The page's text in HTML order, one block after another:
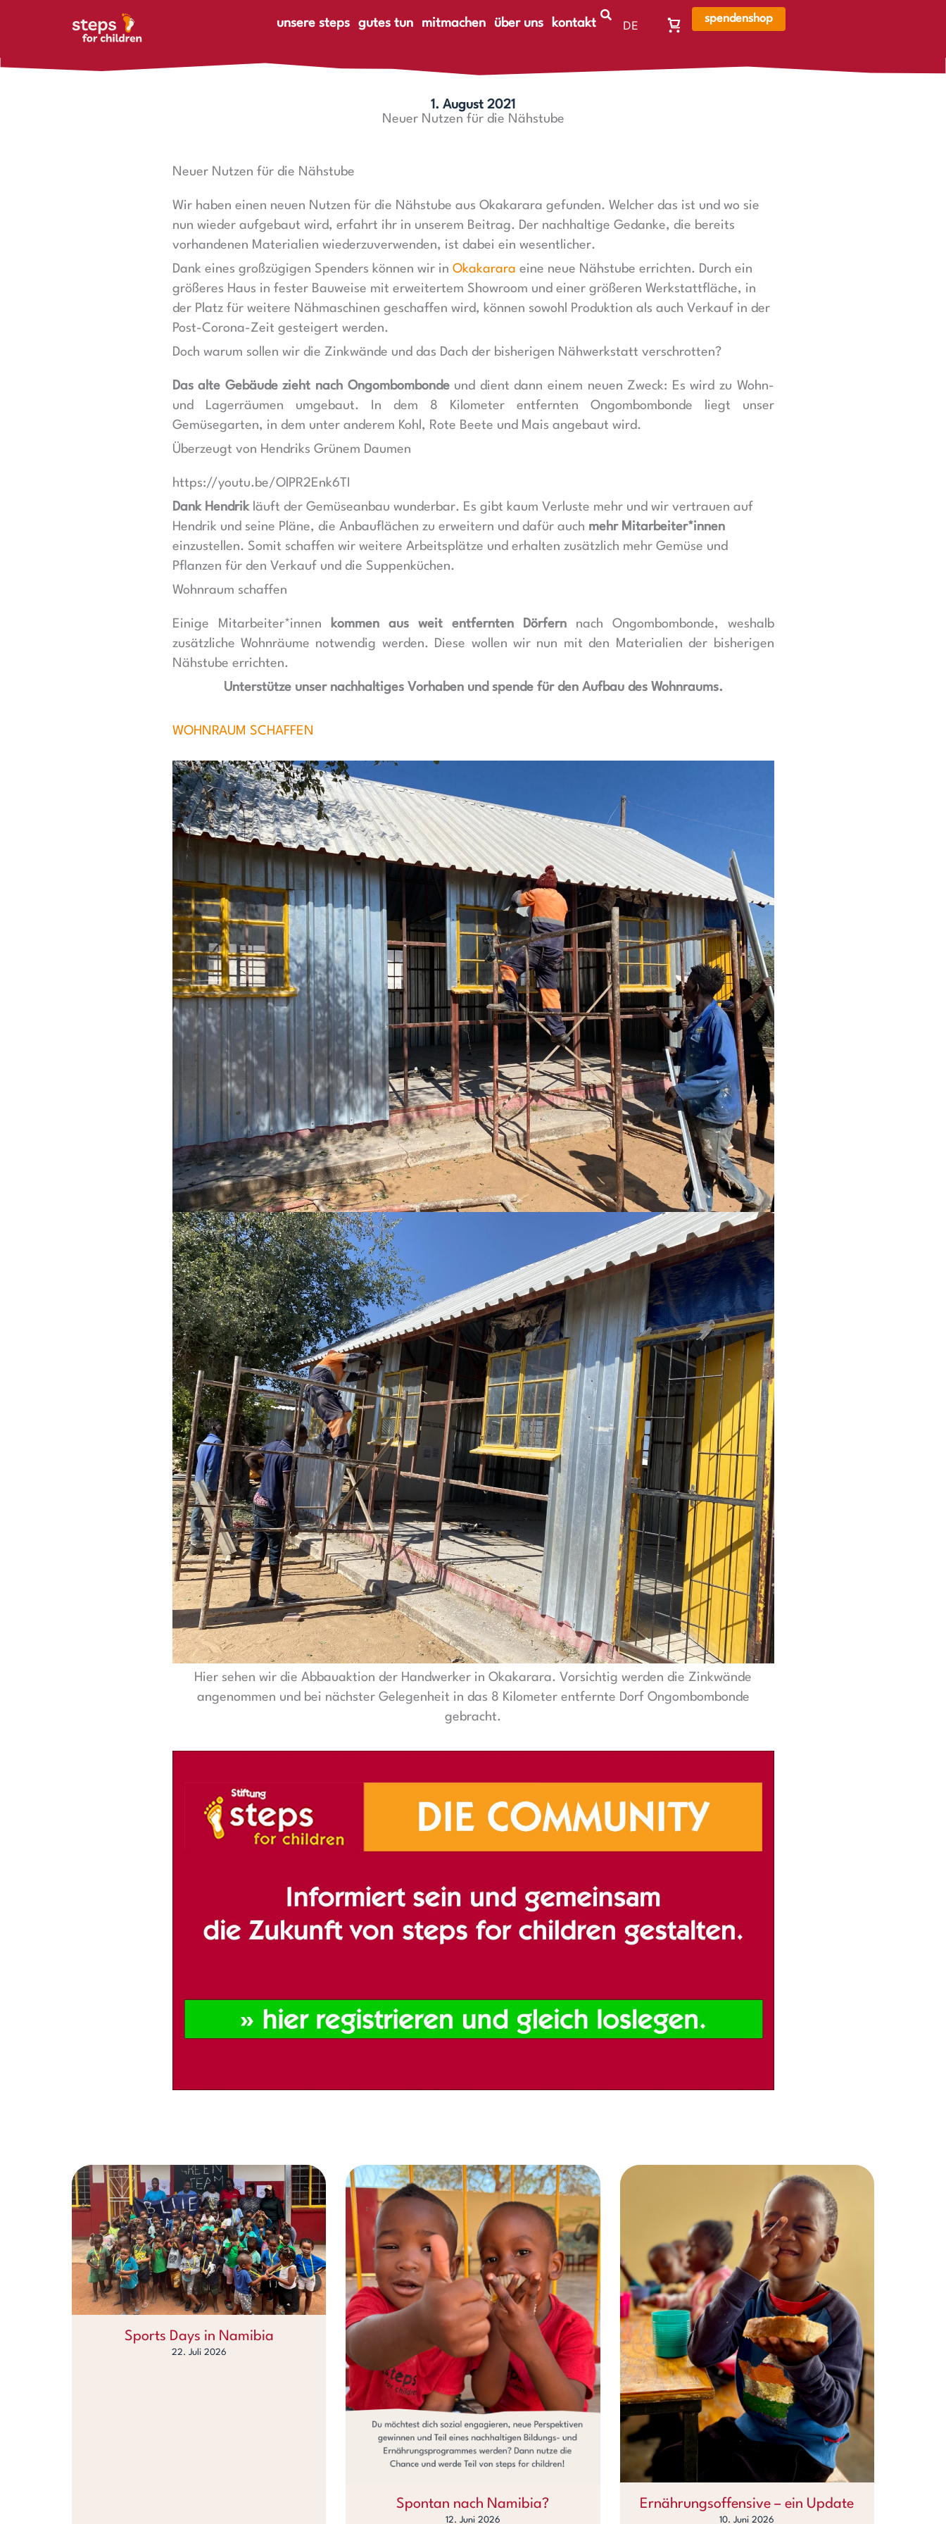
unsere steps
gutes tun mitmachen über uns kontakt
DE
Warenkorb,
ist
spendenshop
1. August 2021
Neuer Nutzen für die Nähstube
Neuer Nutzen für die Nähstube
Wir haben einen neuen Nutzen für die Nähstube aus Okakarara gefunden. Welcher das ist und wo sie
nun wieder aufgebaut wird, erfahrt ihr in unserem Beitrag. Der nachhaltige Gedanke, die bereits
vorhandenen Materialien wiederzuverwenden, ist dabei ein wesentlicher.
Dank eines großzügigen Spenders können wir in Okakarara eine neue Nähstube errichten. Durch ein
größeres Haus in fester Bauweise mit erweitertem Showroom und einer größeren Werkstattfläche, in
der Platz für weitere Nähmaschinen geschaffen wird, können sowohl Produktion als auch Verkauf in der
Post-Corona-Zeit gesteigert werden.
Doch warum sollen wir die Zinkwände und das Dach der bisherigen Nähwerkstatt verschrotten?
Das alte Gebäude zieht nach Ongombombondeund dient dann einem neuen Zweck: Es wird zu Wohn-
und Lagerräumen umgebaut. In dem 8 Kilometer entfernten Ongombombonde liegt unser
Gemüsegarten, in dem unter anderem Kohl, Rote Beete und Mais angebaut wird.
Überzeugt von Hendriks Grünem Daumen
https://youtu.be/OlPR2Enk6TI
Dank Hendrikläuft der Gemüseanbau wunderbar. Es gibt kaum Verluste mehr und wir vertrauen auf
Hendrik und seine Pläne, die Anbauflächen zu erweitern und dafür auch mehr Mitarbeiter*innen
einzustellen. Somit schaffen wir weitere Arbeitsplätze und erhalten zusätzlich mehr Gemüse und
Pflanzen für den Verkauf und die Suppenküchen.
Wohnraum schaffen
Einige Mitarbeiter*innen kommen aus weit entfernten Dörfernnach Ongombombonde, weshalb
zusätzliche Wohnräume notwendig werden. Diese wollen wir nun mit den Materialien der bisherigen
Nähstube errichten.
Unterstütze unser nachhaltiges Vorhaben und spende für den Aufbau des Wohnraums.
WOHNRAUM SCHAFFEN
Hier sehen wir die Abbauaktion der Handwerker in Okakarara. Vorsichtig werden die Zinkwände
angenommen und bei nächster Gelegenheit in das 8 Kilometer entfernte Dorf Ongombombonde
gebracht.
Sports Days in Namibia
22. Juli 2026
Spontan nach Namibia?
12. Juni 2026
Ernährungsoffensive – ein Update
10. Juni 2026